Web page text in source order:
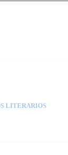
LITERARIOS